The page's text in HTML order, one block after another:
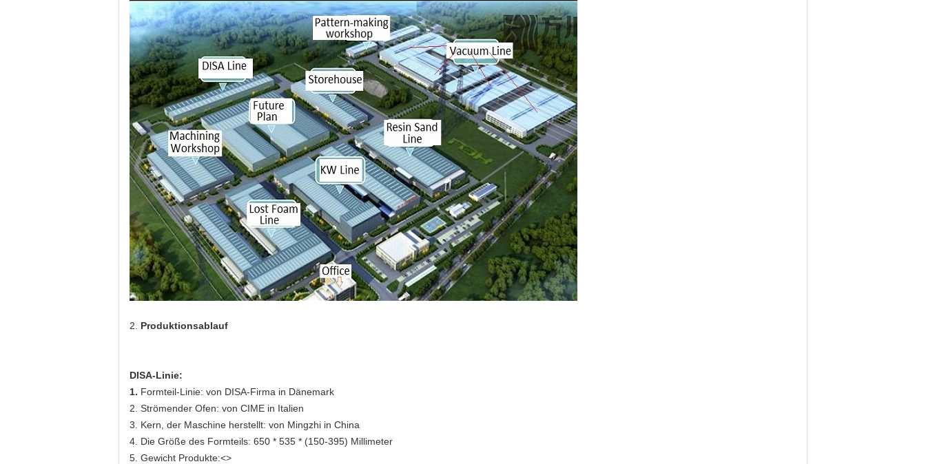
2. Produktionsablauf
DISA-Linie:
1. Formteil-Linie: von DISA-Firma in Dänemark
2. Strömender Ofen: von CIME in Italien
3. Kern, der Maschine herstellt: von Mingzhi in China
4. Die Größe des Formteils: 650 * 535 * (150-395) Millimeter
5. Gewicht Produkte:<>